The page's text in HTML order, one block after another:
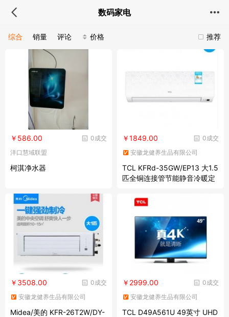
数码家电
推荐
综合 销量 评论 价格
0成交
￥586.00
洋口慧域联盟
柯淇净水器
0成交
￥1849.00
安徽龙健养生品有限公司
TCL KFRd-35GW/EP13 大1.5
匹全铜连接管节能静音冷暖定
0成交
￥3508.00
安徽龙健养生品有限公司
Midea/美的 KFR-26T2W/DY-
0成交
￥2999.00
安徽龙健养生品有限公司
TCL D49A561U 49英寸 UHD